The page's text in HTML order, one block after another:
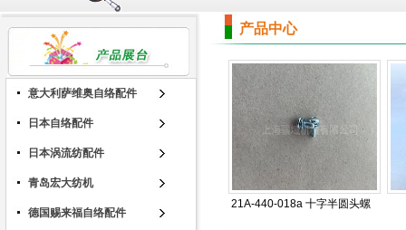
意大利萨维奥自络配件
日本自络配件
日本涡流纺配件
青岛宏大纺机
德国赐来福自络配件
产品中心
21A-440-018a 十字半圆头螺